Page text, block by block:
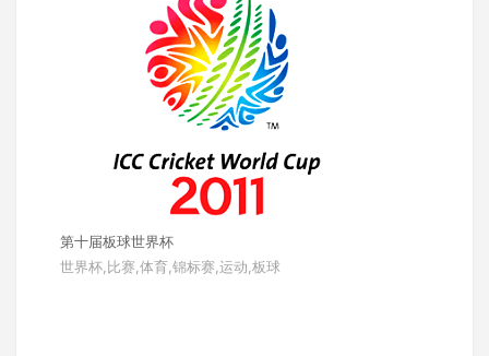
第十届板球世界杯
世界杯,比赛,体育,锦标赛,运动,板球